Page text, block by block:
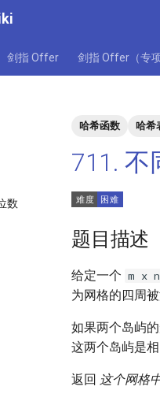
剑指 Offer 剑指 Offer（专项
数
哈希函数 哈希
711. 不
题目描述
给定一个 m x n
为网格的四周被
如果两个岛屿
这两个岛屿是相
返回 这个网格